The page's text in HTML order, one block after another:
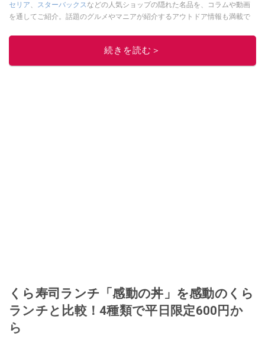
セリア、 スターバックスなどの人気ショップの隠れた名品を、コラムや動画
を通してご紹介。話題のグルメやマニアが紹介するアウトドア情報も満載で
レビューしています。毎日トレンド情報をお届けしているので、ぜひ
してください！続きを読む＞
くら寿司ランチ「感動の丼」を感動のくら
ランチと比較！4種類で平日限定600円か
ら